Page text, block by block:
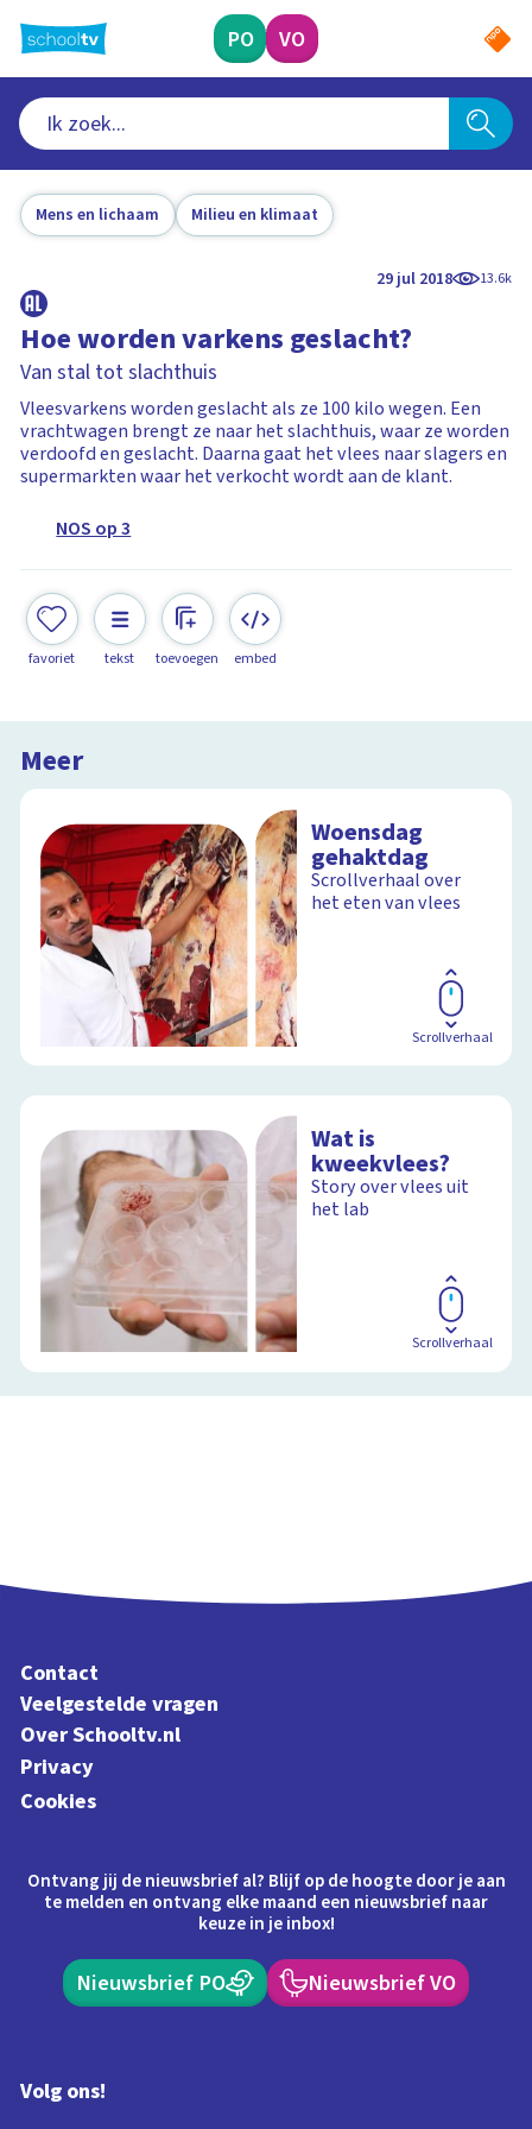
naar
hoofdinhoud
PO VO
Mens en lichaam Milieu en klimaat
29 jul 2018 13.6k
Hoe worden varkens geslacht?
Van stal tot slachthuis
Vleesvarkens worden geslacht als ze 100 kilo wegen. Een
vrachtwagen brengt ze naar het slachthuis, waar ze worden
verdoofd en geslacht. Daarna gaat het vlees naar slagers en
supermarkten waar het verkocht wordt aan de klant.
NOS op 3
favoriet tekst toevoegen embed
Meer
Woensdag
gehaktdag
Scrollverhaal over
het eten van vlees
Scrollverhaal
Wat is
kweekvlees?
Story over vlees uit
het lab
Scrollverhaal
Contact
Veelgestelde vragen
Over Schooltv.nl
Privacy
Cookies
Ontvang jij de nieuwsbrief al? Blijf op de hoogte door je aan
te melden en ontvang elke maand een nieuwsbrief naar
keuze in je inbox!
Nieuwsbrief PO Nieuwsbrief VO
Volg ons!